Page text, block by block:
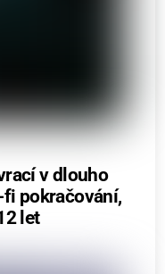
v dlouho
pokračování,
let